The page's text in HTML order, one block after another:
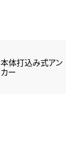
本体打込み式アン
カー